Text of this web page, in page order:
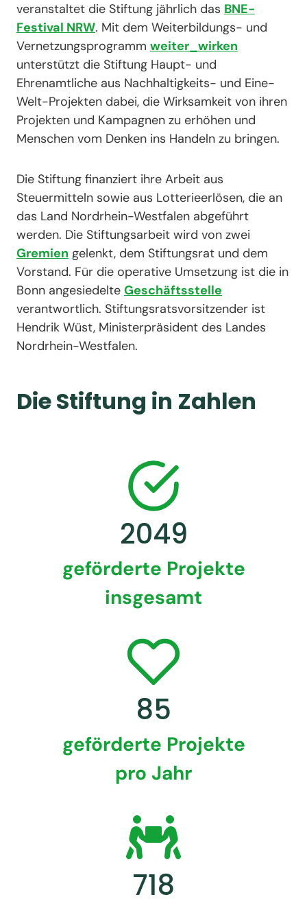
veranstaltet die Stiftung jährlich das BNE-
Festival NRW. Mit dem Weiterbildungs- und
Vernetzungsprogramm weiter_wirken
unterstützt die Stiftung Haupt- und
Ehrenamtliche aus Nachhaltigkeits- und Eine-
Welt-Projekten dabei, die Wirksamkeit von ihren
Projekten und Kampagnen zu erhöhen und
Menschen vom Denken ins Handeln zu bringen.
Die Stiftung finanziert ihre Arbeit aus
Steuermitteln sowie aus Lotterieerlösen, die an
das Land Nordrhein-Westfalen abgeführt
werden. Die Stiftungsarbeit wird von zwei
Gremien gelenkt, dem Stiftungsrat und dem
Vorstand. Für die operative Umsetzung ist die in
Bonn angesiedelte Geschäftsstelle
verantwortlich. Stiftungsratsvorsitzender ist
Hendrik Wüst, Ministerpräsident des Landes
Nordrhein-Westfalen.
Die Stiftung in Zahlen
2052
geförderte Projekte
insgesamt
85
geförderte Projekte
pro Jahr
718